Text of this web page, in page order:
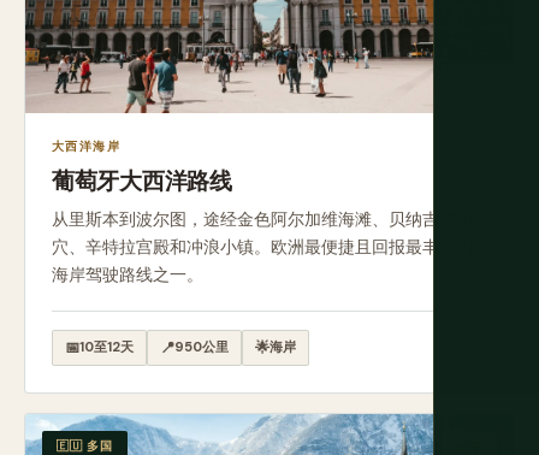
大西洋海岸
葡萄牙大西洋路线
从里斯本到波尔图，途经金色阿尔加维海滩、贝纳吉尔洞
穴、辛特拉宫殿和冲浪小镇。欧洲最便捷且回报最丰厚的
海岸驾驶路线之一。
📅10至12天 📍950公里 🌟海岸
🇪🇺 多国